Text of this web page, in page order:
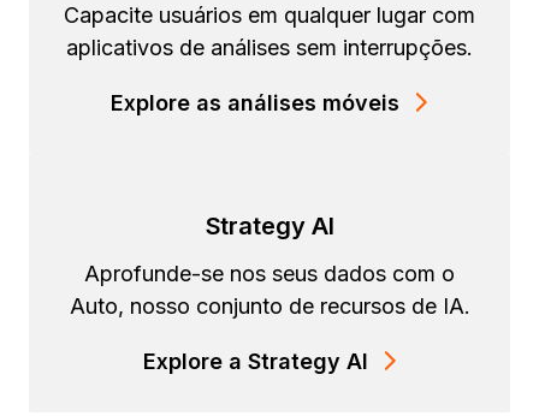
Capacite usuários em qualquer lugar com
aplicativos de análises sem interrupções.
Explore as análises móveis
Strategy AI
Aprofunde-se nos seus dados com o
Auto, nosso conjunto de recursos de IA.
Explore a Strategy AI